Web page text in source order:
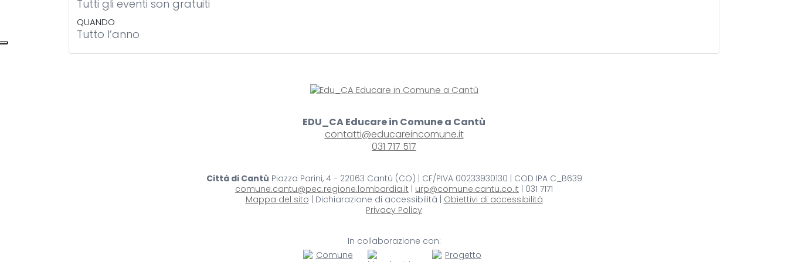
Tutti gli eventi son gratuiti
QUANDO
Tutto l’anno
EDU_CA Educare in Comune a Cantù
contatti@educareincomune.it
031 717 517
Città di Cantù Piazza Parini, 4 - 22063 Cantù (CO) | CF/PIVA 00233930130 | COD IPA C_B639
comune.cantu@pec.regione.lombardia.it | urp@comune.cantu.co.it | 031 7171
Mappa del sito | Dichiarazione di accessibilità | Obiettivi di accessibilità
Privacy Policy
In collaborazione con: